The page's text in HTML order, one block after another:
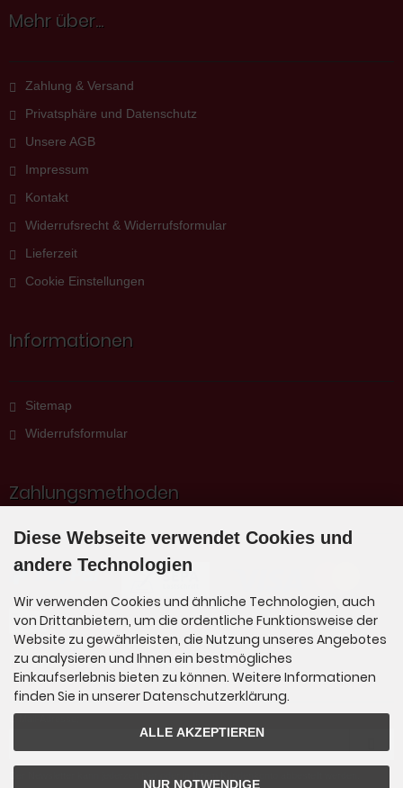
Mehr über...
Zahlung & Versand
Privatsphäre und Datenschutz
Unsere AGB
Impressum
Kontakt
Widerrufsrecht & Widerrufsformular
Lieferzeit
Cookie Einstellungen
Informationen
Sitemap
Widerrufsformular
Zahlungsmethoden
Newsletter-Anmeldung
E-Mail-Adresse:
Diese Webseite verwendet Cookies und
andere Technologien
Wir verwenden Cookies und ähnliche Technologien, auch
von Drittanbietern, um die ordentliche Funktionsweise der
Website zu gewährleisten, die Nutzung unseres Angebotes
zu analysieren und Ihnen ein bestmögliches
Einkaufserlebnis bieten zu können. Weitere Informationen
finden Sie in unserer Datenschutzerklärung.
ALLE AKZEPTIEREN
NUR NOTWENDIGE